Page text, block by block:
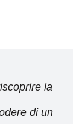
la
di un